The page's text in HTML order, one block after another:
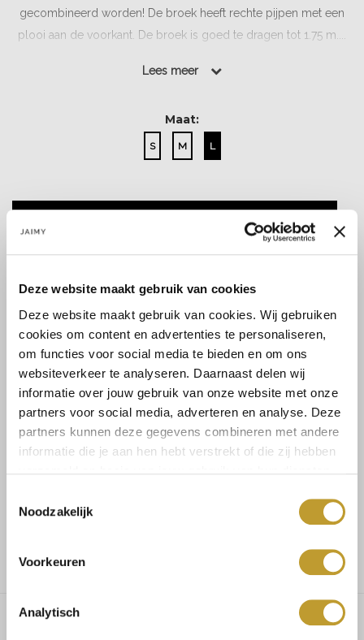
Deze website maakt gebruik van cookies
Deze website maakt gebruik van cookies. Wij gebruiken
cookies om content en advertenties te personaliseren,
om functies voor social media te bieden en om ons
websiteverkeer te analyseren. Daarnaast delen wij
informatie over jouw gebruik van onze website met onze
partners voor social media, adverteren en analyse. Deze
partners kunnen deze gegevens combineren met andere
informatie die je aan hen hebt verstrekt of die zij hebben
Noodzakelijk
Voorkeuren
Analytisch
gecombineerd worden! De broek heeft rechte pijpen met een
plooi aan de voorkant. De broek is goed te dragen tot 1.75 m....
Lees meer
Maat:
S M L
Size guide Verzenden & retourneren
Koop veilig en vertrouwd